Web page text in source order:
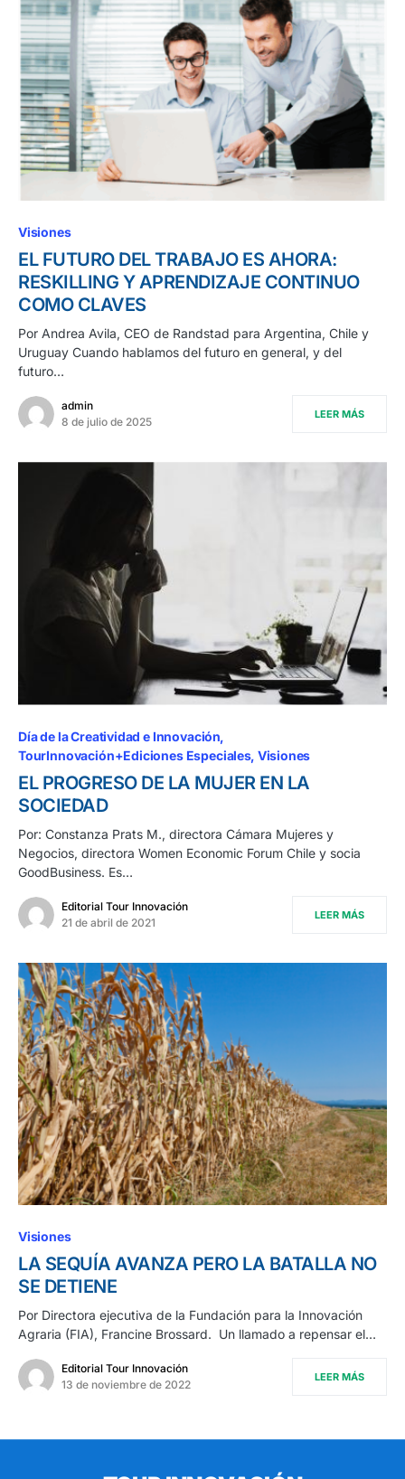
Visiones
EL FUTURO DEL TRABAJO ES AHORA:
RESKILLING Y APRENDIZAJE CONTINUO
COMO CLAVES
Por Andrea Avila, CEO de Randstad para Argentina, Chile y
Uruguay Cuando hablamos del futuro en general, y del
futuro…
admin
8 de julio de 2025
LEER MÁS
Día de la Creatividad e Innovación
TourInnovación+Ediciones Especiales Visiones
EL PROGRESO DE LA MUJER EN LA
SOCIEDAD
Por: Constanza Prats M., directora Cámara Mujeres y
Negocios, directora Women Economic Forum Chile y socia
GoodBusiness. Es…
Editorial Tour Innovación
21 de abril de 2021
LEER MÁS
Visiones
LA SEQUÍA AVANZA PERO LA BATALLA NO
SE DETIENE
Por Directora ejecutiva de la Fundación para la Innovación
Agraria (FIA), Francine Brossard. Un llamado a repensar el…
Editorial Tour Innovación
13 de noviembre de 2022
LEER MÁS